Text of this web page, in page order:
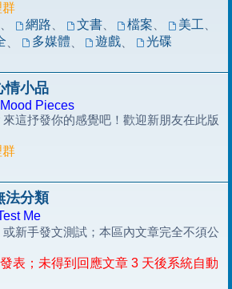
群
、 網路 文書、 檔案 美工
多媒體 遊戲
光碟
情小品
Pieces
這抒發你的感覺吧！歡迎新朋友在此版
群
法分類
Me
新手發文測試；本區內文章完全不須公
表；未得到回應文章 3 天後系統自動